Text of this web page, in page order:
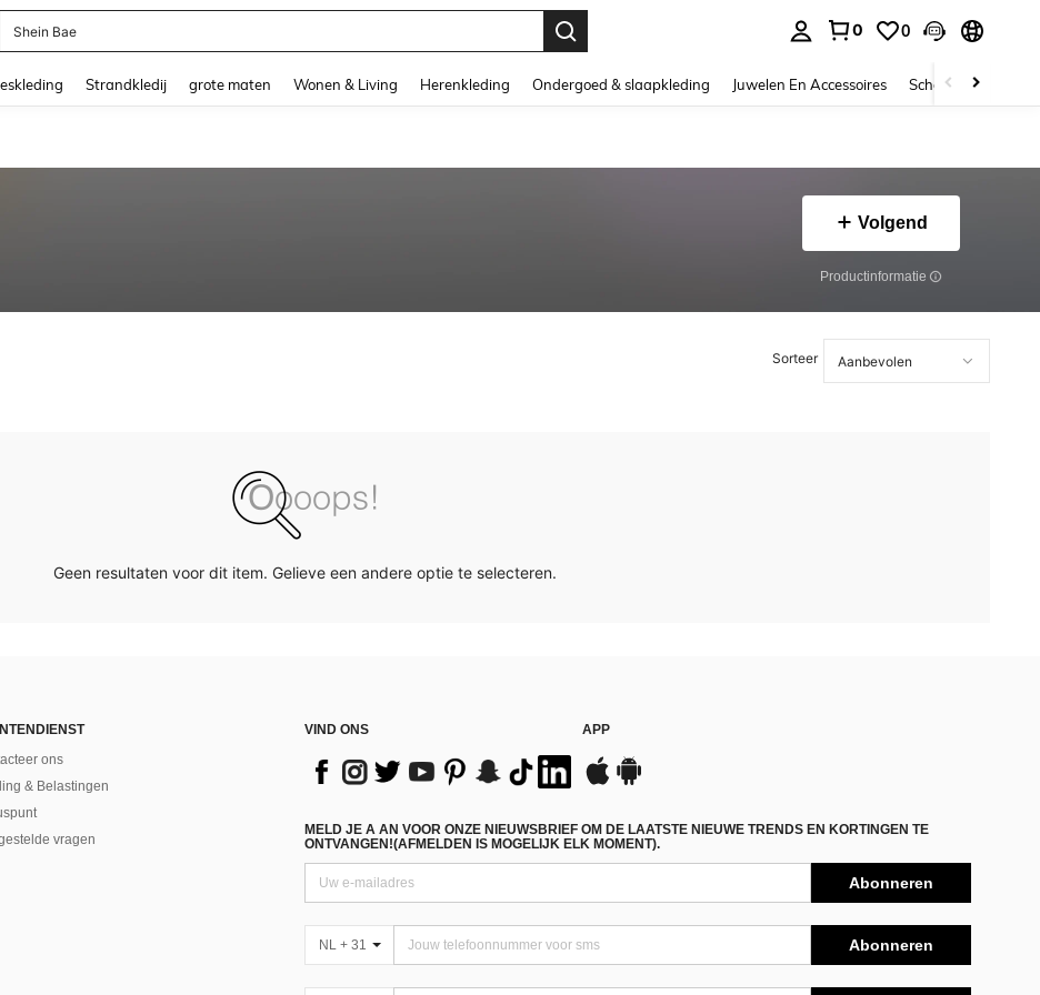
Shein Bae
0 0
Strandkledij grote maten Wonen & Living Herenkleding Ondergoed & slaapkleding Juwelen En Accessoires Schoonheid &
Volgend
Productinformatie
Sorteer
Geen resultaten voor dit item. Gelieve een andere optie te selecteren.
ons
& Belastingen
vragen
VIND ONS APP
MELD JE A AN VOOR ONZE NIEUWSBRIEF OM DE LAATSTE NIEUWE TRENDS EN KORTINGEN TE
ONTVANGEN!(AFMELDEN IS MOGELIJK ELK MOMENT).
Abonneren
NL + 31 Abonneren